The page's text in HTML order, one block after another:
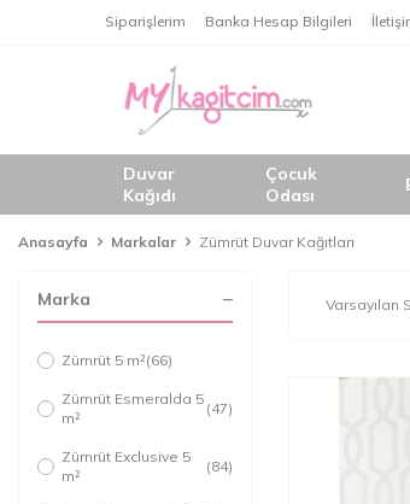
Siparişlerim Banka Hesap Bilgileri
Duvar
Kağıdı
Çocuk
Odası
Anasayfa Markalar Zümrüt Duvar Kağıtları
Marka
Zümrüt 5 m²(66)
Zümrüt Esmeralda 5
m²
(47)
Zümrüt Exclusive 5
m²
(84)